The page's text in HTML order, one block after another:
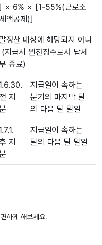
× 6% × [1-55%(근로소
액공제)]
정산 대상에 해당되지 아니
지급시 원천징수로서 납세
종료)
지
지급일이 속하는
분기의 마지막 달
의 다음 달 말일
지
지급일이 속하는
달의 다음 달 말일
하게 해보세요.